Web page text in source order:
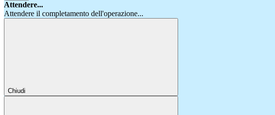
Attendere...
Attendere il completamento dell'operazione...
Chiudi